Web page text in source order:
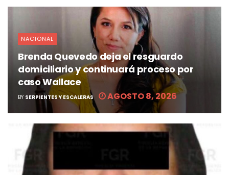
NACIONAL
Brenda Quevedo deja el resguardo
domiciliario y continuará proceso por
caso Wallace
BY SERPIENTES Y ESCALERAS AGOSTO 8, 2026